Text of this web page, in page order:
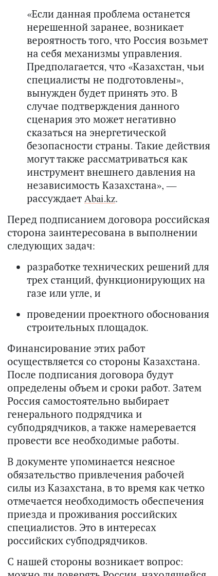
«Если данная проблема останется
нерешенной заранее, возникает
вероятность того, что Россия возьмет
на себя механизмы управления.
Предполагается, что «Казахстан, чьи
специалисты не подготовлены»,
вынужден будет принять это. В
случае подтверждения данного
сценария это может негативно
сказаться на энергетической
безопасности страны. Такие действия
могут также рассматриваться как
инструмент внешнего давления на
независимость Казахстана», —
рассуждаетAbai.kz.
Перед подписанием договора российская
сторона заинтересована в выполнении
следующих задач:
разработке технических решений для
трех станций, функционирующих на
газе или угле, и
проведении проектного обоснования
строительных площадок.
Финансирование этих работ
осуществляется со стороны Казахстана.
После подписания договора будут
определены объем и сроки работ. Затем
Россия самостоятельно выбирает
генерального подрядчика и
субподрядчиков, а также намеревается
провести все необходимые работы.
В документе упоминается неясное
обязательство привлечения рабочей
силы из Казахстана, в то время как четко
отмечается необходимость обеспечения
приезда и проживания российских
специалистов. Это в интересах
российских субподрядчиков.
С нашей стороны возникает вопрос: